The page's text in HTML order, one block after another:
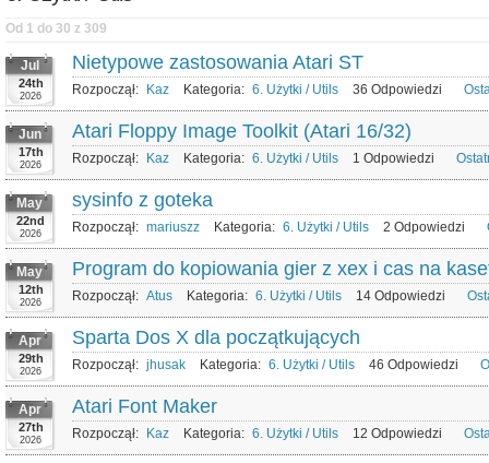
Od 1 do 30 z 309
Jul
24th
2026
Nietypowe zastosowania Atari ST
Rozpoczął: Kaz Kategoria: 6. Użytki / Utils 36 Odpowiedzi
Jun
17th
2026
Atari Floppy Image Toolkit (Atari 16/32)
Rozpoczął: Kaz Kategoria: 6. Użytki / Utils 1 Odpowiedzi
May
22nd
2026
sysinfo z goteka
Rozpoczął: mariuszz Kategoria: 6. Użytki / Utils 2 Odpowiedzi
May
12th
2026
Program do kopiowania gier z xex i cas na
Rozpoczął: Atus Kategoria: 6. Użytki / Utils 14 Odpowiedzi
Apr
29th
2026
Sparta Dos X dla początkujących
Rozpoczął: jhusak Kategoria: 6. Użytki / Utils 46 Odpowiedzi
Apr
27th
2026
Atari Font Maker
Rozpoczął: Kaz Kategoria: 6. Użytki / Utils 12 Odpowiedzi